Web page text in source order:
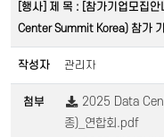
[행사] 제 목 : [참가기업모집
Center Summit Korea) 참가
작성자 관리자
첨부
2025 Data
종)_연합회.pdf